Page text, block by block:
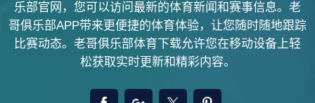
乐部官网，您可以访问最新的体育新闻和赛事信息。老
哥俱乐部APP带来更便捷的体育体验，让您随时随地跟踪
比赛动态。老哥俱乐部体育下载允许您在移动设备上轻
松获取实时更新和精彩内容。